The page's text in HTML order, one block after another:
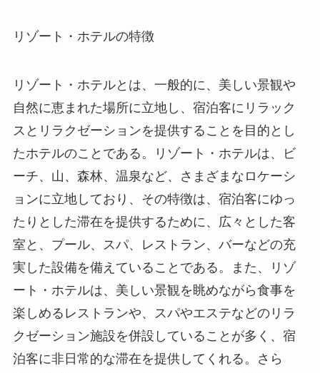
リゾート・ホテルの特徴
リゾート・ホテルとは、一般的に、美しい景観や
自然に恵まれた場所に立地し、宿泊客にリラック
スとリラクゼーションを提供することを目的とし
たホテルのことである。リゾート・ホテルは、ビ
ーチ、山、森林、温泉など、さまざまなロケーシ
ョンに立地しており、その特徴は、宿泊客にゆっ
たりとした滞在を提供するために、広々とした客
室と、プール、スパ、レストラン、バーなどの充
実した設備を備えていることである。また、リゾ
ート・ホテルは、美しい景観を眺めながら食事を
楽しめるレストランや、スパやエステなどのリラ
クゼーション施設を併設していることが多く、宿
泊客に非日常的な滞在を提供してくれる。さら